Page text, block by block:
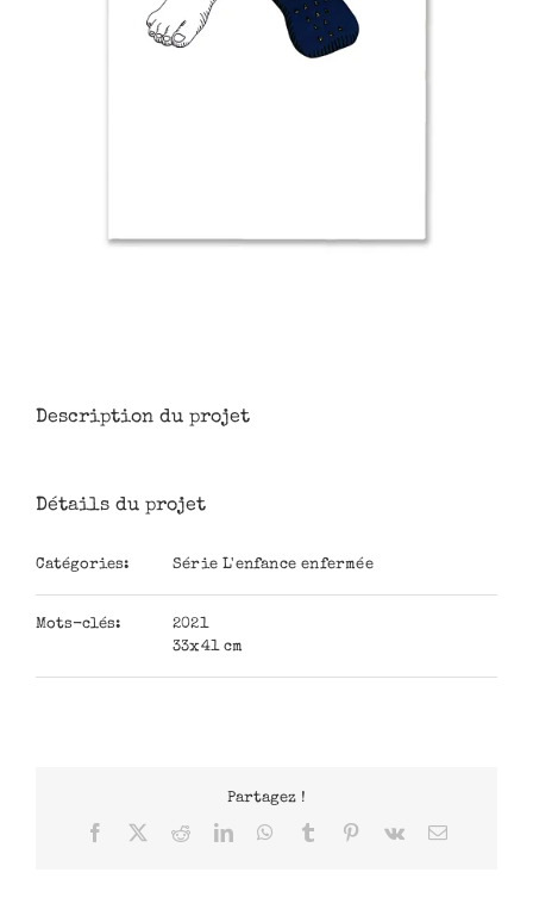
Description du projet
Détails du projet
Catégories: Série L'enfance enfermée
Mots-clés:
2021
33x41 cm
Partagez !
Facebook RedditLinkedInWhatsApp
Tumblr Pinterest
Vk Email